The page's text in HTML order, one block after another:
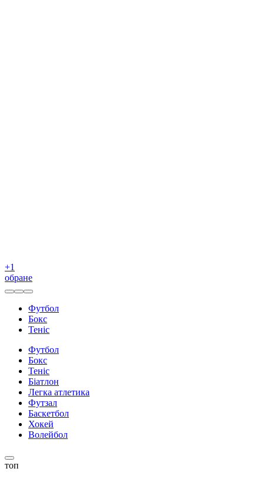
+1
обране
Футбол
Бокс
Теніс
Футбол
Бокс
Теніс
Біатлон
Легка атлетика
Футзал
Баскетбол
Хокей
Волейбол
топ